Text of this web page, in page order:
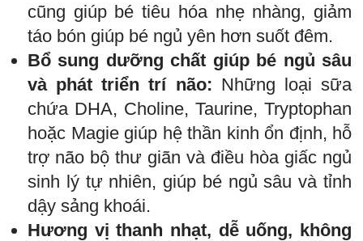
cũng giúp bé tiêu hóa nhẹ nhàng, giảm
táo bón giúp bé ngủ yên hơn suốt đêm.
Bổ sung dưỡng chất giúp bé ngủ sâu
và phát triển trí não: Những loại sữa
chứa DHA, Choline, Taurine, Tryptophan
hoặc Magie giúp hệ thần kinh ổn định, hỗ
trợ não bộ thư giãn và điều hòa giấc ngủ
sinh lý tự nhiên, giúp bé ngủ sâu và tỉnh
dậy sảng khoái.
Hương vị thanh nhạt, dễ uống, không